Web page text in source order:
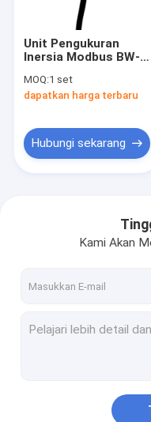
Unit Pengukuran
Inersia Modbus BW-
Biaya IMU
MOQ:1 set
dapatkan harga terbaru
Hubungi sekarang
Kami Akan